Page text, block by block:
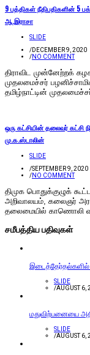
9 பத்திகள் நீதிபதிகளின் 5
ஆ.இராசா
SLIDE
/DECEMBER 9, 2020
/NO COMMENT
திராவிட முன்னேற்றக்
முதலமைச்சர்
தமிழ்நாட்டின்
ஒரு கட்சியின் தலைவர் கட்சி
மு.க.ஸ்டாலின்
SLIDE
/SEPTEMBER 9, 2020
/NO COMMENT
திமுக பொதுக்குழுக்
அறிவாலயம், கலைஞர்
தலைமையில் காணொலி
சமீபத்திய பதிவுகள்
இடைத்தேர்தல்களில்
SLIDE
/AUGUST 6,
மதுவிற்பனையை
SLIDE
/AUGUST 6,